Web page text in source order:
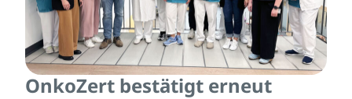
OnkoZert bestätigt erneut